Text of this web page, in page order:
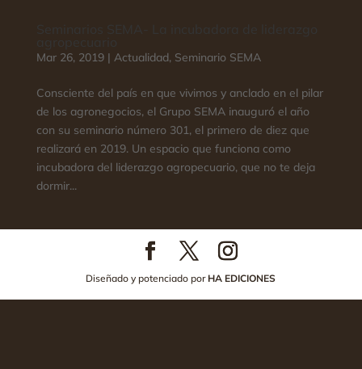
Mar 26, 2019| Actualidad, Seminario SEMA
Consciente del país en que vivimos y anclado en el pilar
de los agronegocios, el Grupo SEMA inauguró el año
con su seminario número 301, el primero de diez que
realizará en 2019. Un espacio que funciona como
incubadora del liderazgo agropecuario, que no te deja
dormir...
Diseñado y potenciado por HA EDICIONES